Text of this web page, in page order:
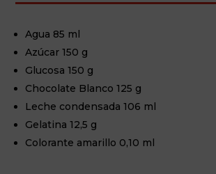
Agua 85 ml
Azúcar 150 g
Glucosa 150 g
Chocolate Blanco 125 g
Leche condensada 106 ml
Gelatina 12,5 g
Colorante amarillo 0,10 ml